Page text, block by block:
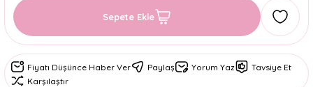
Sepete Ekle
Fiyatı Düşünce Haber Ver Paylaş Yorum Yaz
Tavsiye Et
Karşılaştır